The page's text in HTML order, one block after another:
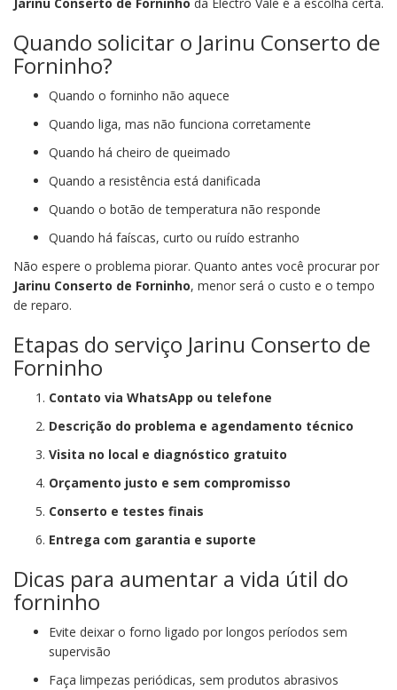
Jarinu Conserto de Forninho da Electro Vale é a escolha certa.
Quando solicitar o Jarinu Conserto de
Forninho?
Quando o forninho não aquece
Quando liga, mas não funciona corretamente
Quando há cheiro de queimado
Quando a resistência está danificada
Quando o botão de temperatura não responde
Quando há faíscas, curto ou ruído estranho
Não espere o problema piorar. Quanto antes você procurar por
Jarinu Conserto de Forninho, menor será o custo e o tempo
de reparo.
Etapas do serviço Jarinu Conserto de
Forninho
Contato via WhatsApp ou telefone
Descrição do problema e agendamento técnico
Visita no local e diagnóstico gratuito
Orçamento justo e sem compromisso
Conserto e testes finais
Entrega com garantia e suporte
Dicas para aumentar a vida útil do
forninho
Evite deixar o forno ligado por longos períodos sem
supervisão
Faça limpezas periódicas, sem produtos abrasivos